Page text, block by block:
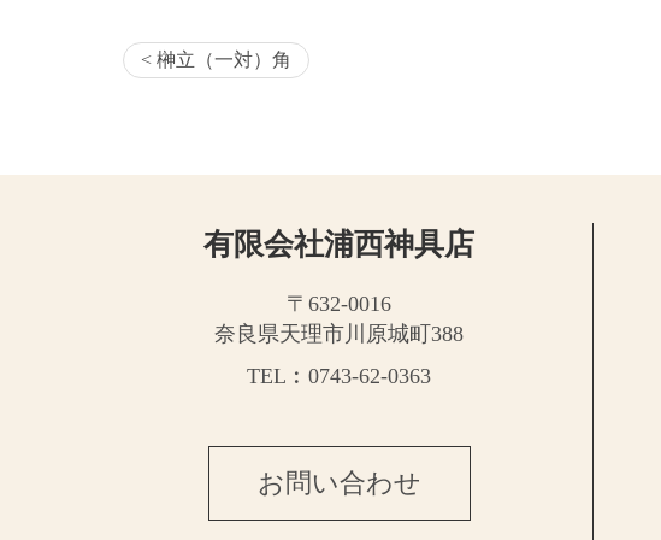
< 榊立（一対）角
有限会社浦西神具店
〒632-0016
奈良県天理市川原城町388
TEL︰0743-62-0363
お問い合わせ